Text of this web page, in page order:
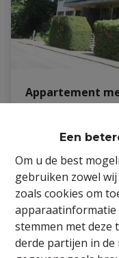
Een
Om u de best
gebruiken zowel
zoals cookies om
apparaatinformatie
stemmen met deze
derde partijen in
Appartement
Elslopark 17,
€ 760 /
2 1 90